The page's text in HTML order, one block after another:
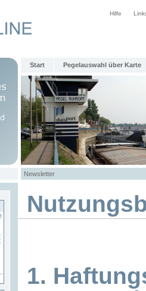
Hilfe
Start Pegelauswahl über Karte
Newsletter
1.